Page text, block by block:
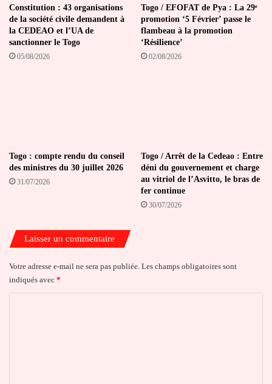
Constitution : 43 organisations
de la société civile demandent à
la CEDEAO et l’UA de
sanctionner le Togo
05/08/2026
Togo / EFOFAT de Pya : La 29ᵉ
promotion ‘5 Février’ passe le
flambeau à la promotion
‘Résilience’
02/08/2026
Togo : compte rendu du conseil
des ministres du 30 juillet 2026
31/07/2026
Togo / Arrêt de la Cedeao : Entre
déni du gouvernement et charge
au vitriol de l’Asvitto, le bras de
fer continue
30/07/2026
Laisser un commentaire
Votre adresse e-mail ne sera pas publiée. Les champs obligatoires sont
indiqués avec *